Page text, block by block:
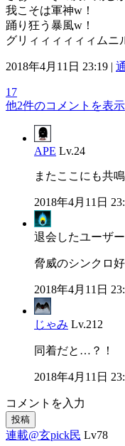
我こそは軍神w！
踊り狂う暴風w！
グリィィィィィィムニ
2018年4月11日 23:19 |
17
他2件のコメントを表示
APE Lv.24
またここにも共
2018年4月11日
退会したユーザー
脅威のシンクロ
2018年4月11日
じゃみ Lv.212
同着だと…？！
2018年4月11日
コメントを入力
投稿
連載@玄pick民 Lv78